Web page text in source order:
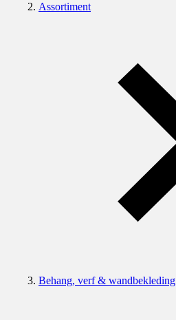
Assortiment
Behang, verf & wandbekleding